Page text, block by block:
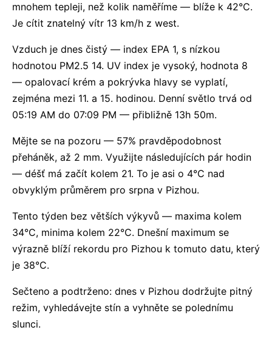
mnohem tepleji, než kolik naměříme — blíže k 42°C.
Je cítit znatelný vítr 13 km/h z west.
Vzduch je dnes čistý — index EPA 1, s nízkou
hodnotou PM2.5 14. UV index je vysoký, hodnota 8
— opalovací krém a pokrývka hlavy se vyplatí,
zejména mezi 11. a 15. hodinou. Denní světlo trvá od
05:19 AM do 07:09 PM — přibližně 13h 50m.
Mějte se na pozoru — 57% pravděpodobnost
přeháněk, až 2 mm. Využijte následujících pár hodin
— déšť má začít kolem 21. To je asi o 4°C nad
obvyklým průměrem pro srpna v Pizhou.
Tento týden bez větších výkyvů — maxima kolem
34°C, minima kolem 22°C. Dnešní maximum se
výrazně blíží rekordu pro Pizhou k tomuto datu, který
je 38°C.
Sečteno a podtrženo: dnes v Pizhou dodržujte pitný
režim, vyhledávejte stín a vyhněte se polednímu
slunci.